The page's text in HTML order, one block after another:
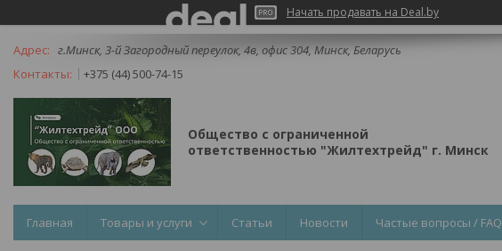
Начать продавать на Deal.by
г.Минск, 3-й Загородный переулок, 4в, офис 304, Минск, Беларусь
+375 (44) 500-74-15
Общество с ограниченной
ответственностью "Жилтехтрейд" г. Минск
Главная Товары и услуги Статьи Новости Частые вопросы / FAQ